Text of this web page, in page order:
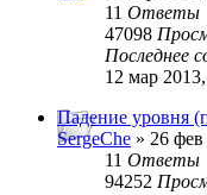
11 Ответы
47098
Последнее
12 мар
Падение уровня
SergeChe » 26
11 Ответы
94252